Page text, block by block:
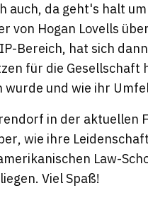
auch, da geht's halt
von Hogan Lovells
Bereich, hat sich
für die Gesellschaft
wurde und wie ihr
in der aktuellen
,wie ihre
Law-
Viel Spaß!